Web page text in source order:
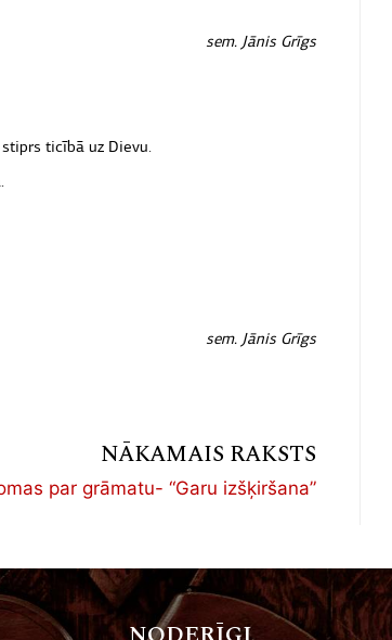
sem. Jānis Grīgs
ticībā uz Dievu.
sem. Jānis Grīgs
NĀKAMAIS RAKSTS
par grāmatu- “Garu izšķiršana”